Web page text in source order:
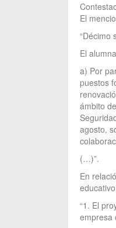
El
“Décimo
El
a) Por
puestos
ámbito
agosto,
(…)”.
En
“1. El
empresa